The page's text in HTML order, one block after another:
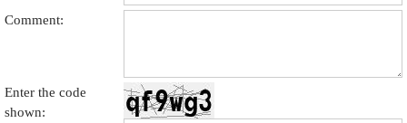
Comment:
Enter the code
shown: